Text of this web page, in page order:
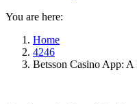
You are here:
Home
4246
Betsson Casino App: